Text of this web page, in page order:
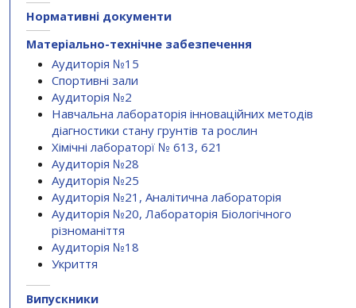
Нормативні документи
Матеріально-технічне забезпечення
Аудиторія №15
Спортивні зали
Аудиторія №2
Навчальна лабораторія інноваційних методів
діагностики стану грунтів та рослин
Хімічні лабораторї № 613, 621
Аудиторія №28
Аудиторія №25
Аудиторія №21, Аналітична лабораторія
Аудиторія №20, Лабораторія Біологічного
різноманіття
Аудиторія №18
Укриття
Випускники